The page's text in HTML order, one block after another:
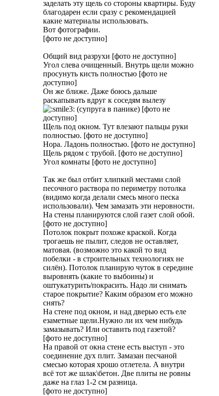
заделать эту щель со стороны квартиры. Буду
благодарен если сразу с рекомендацией
какие материалы использовать.
Вот фотографии.
[фото не доступно]
Общий вид разрухи [фото не доступно]
Угол слева очищенный. Внутрь щели можно
просунуть кисть полностью [фото не
доступно]
Он же ближе. Даже боюсь дальше
раскапывать вдруг к соседям вылезу
(супруга в панике) [фото не
доступно]
Щель под окном. Тут влезают пальцы руки
полностью. [фото не доступно]
Нора. Ладонь полностью. [фото не доступно]
Щель рядом с трубой. [фото не доступно]
Угол комнаты [фото не доступно]
Так же был отбит хлипкий местами слой
песочного раствора по периметру потолка
(видимо когда делали смесь много песка
использовали). Чем замазать эти неровности.
На стены планируются слой газет слой обой.
[фото не доступно]
Потолок покрыт похоже краской. Когда
трогаешь не пылит, следов не оставляет,
матовая. (возможно это какой то вид
побелки - в строительных технологиях не
силён). Потолок планирую чуток в середине
выровнять (какие то выбоины) и
оштукатурить/покрасить. Надо ли снимать
старое покрытие? Каким образом его можно
снять?
На стене под окном, и над дверью есть еле
езаметные щели.Нужно ли их чем нибудь
замазывать? Или оставить под газетой?
[фото не доступно]
На правой от окна стене есть выступ - это
соединение дух плит. Замазан песчаной
смесью которая хрошо отлетела. А внутри
всё тот же шлак\бетон. Две плиты не ровны
даже на глаз 1-2 см разница.
[фото не доступно]